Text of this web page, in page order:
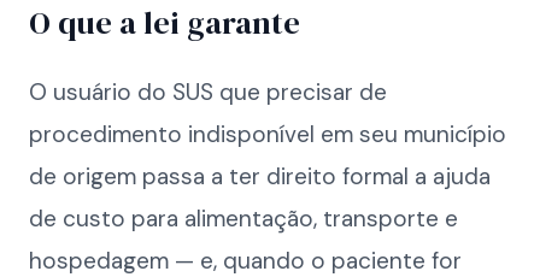
O que a lei garante
O usuário do SUS que precisar de
procedimento indisponível em seu município
de origem passa a ter direito formal a ajuda
de custo para alimentação, transporte e
hospedagem — e, quando o paciente for